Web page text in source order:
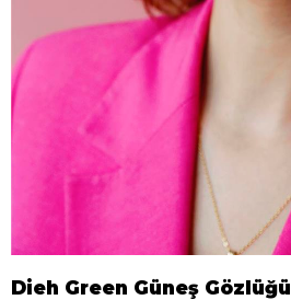
Dieh Green Güneş Gözlüğü